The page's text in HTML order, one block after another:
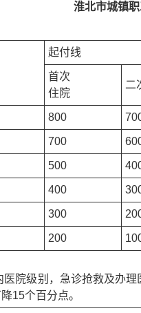
淮北市城镇
起付线
首次
住院
二
800
700
500
400
300
200
医院级别，急诊抢救及办
15个百分点。